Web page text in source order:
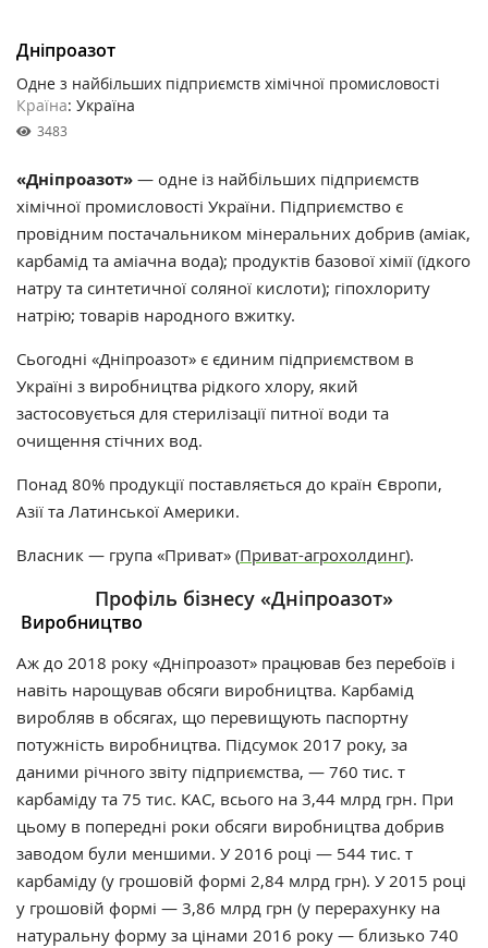
Дніпроазот
Одне з найбільших підприємств хімічної промисловості
Країна: Україна
3483
«Дніпроазот» — одне із найбільших підприємств
хімічної промисловості України. Підприємство є
провідним постачальником мінеральних добрив (аміак,
карбамід та аміачна вода); продуктів базової хімії (їдкого
натру та синтетичної соляної кислоти); гіпохлориту
натрію; товарів народного вжитку.
Сьогодні «Дніпроазот» є єдиним підприємством в
Україні з виробництва рідкого хлору, який
застосовується для стерилізації питної води та
очищення стічних вод.
Понад 80% продукції поставляється до країн Європи,
Азії та Латинської Америки.
Власник — група «Приват» (Приват-агрохолдинг).
Профіль бізнесу «Дніпроазот»
Виробництво
Аж до 2018 року «Дніпроазот» працював без перебоїв і
навіть нарощував обсяги виробництва. Карбамід
виробляв в обсягах, що перевищують паспортну
потужність виробництва. Підсумок 2017 року, за
даними річного звіту підприємства, — 760 тис. т
карбаміду та 75 тис. КАС, всього на 3,44 млрд грн. При
цьому в попередні роки обсяги виробництва добрив
заводом були меншими. У 2016 році — 544 тис. т
карбаміду (у грошовій формі 2,84 млрд грн). У 2015 році
у грошовій формі — 3,86 млрд грн (у перерахунку на
натуральну форму за цінами 2016 року — близько 740